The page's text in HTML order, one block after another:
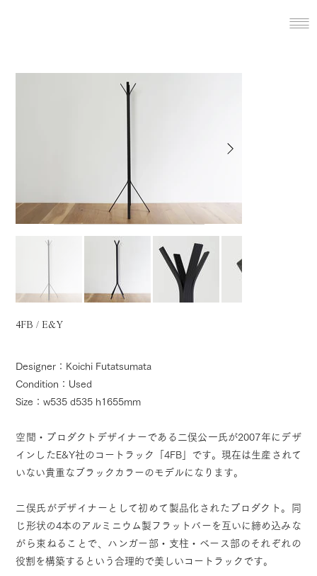
4FB / E&Y
Designer：Koichi Futatsumata
Condition：Used
Size：w535 d535 h1655mm
空間・プロダクトデザイナーである二俣公一氏が2007年にデザ
インしたE&Y社のコートラック「4FB」です。現在は生産されて
いない貴重なブラックカラーのモデルになります。
二俣氏がデザイナーとして初めて製品化されたプロダクト。同
じ形状の4本のアルミニウム製フラットバーを互いに締め込みな
がら束ねることで、ハンガー部・支柱・ベース部のそれぞれの
役割を構築するという合理的で美しいコートラックです。